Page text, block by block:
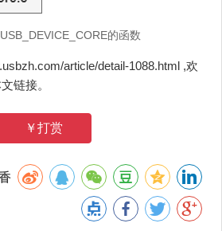
的函数
article/detail-1088.html ,欢
链接。
￥打赏